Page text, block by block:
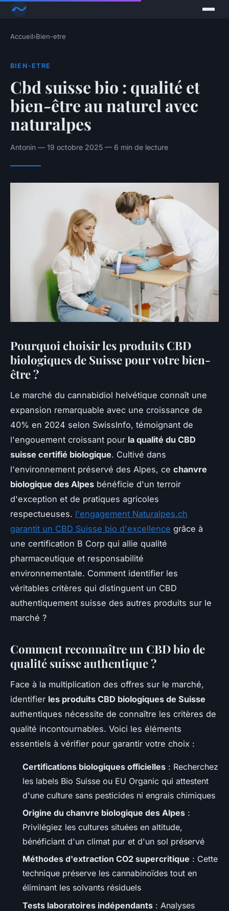
Accueil›Bien-etre
BIEN-ETRE
Cbd suisse bio : qualité et
bien-être au naturel avec
naturalpes
Antonin — 19 octobre 2025 — 6 min de lecture
Pourquoi choisir les produits CBD
biologiques de Suisse pour votre bien-
être ?
Le marché du cannabidiol helvétique connaît une
expansion remarquable avec une croissance de
40% en 2024 selon SwissInfo, témoignant de
l'engouement croissant pour la qualité du CBD
suisse certifié biologique. Cultivé dans
l'environnement préservé des Alpes, ce chanvre
biologique des Alpes bénéficie d'un terroir
d'exception et de pratiques agricoles
respectueuses. l'engagement Naturalpes.ch
garantit un CBD Suisse bio d'excellence grâce à
une certification B Corp qui allie qualité
pharmaceutique et responsabilité
environnementale. Comment identifier les
véritables critères qui distinguent un CBD
authentiquement suisse des autres produits sur le
marché ?
Comment reconnaître un CBD bio de
qualité suisse authentique ?
Face à la multiplication des offres sur le marché,
identifier les produits CBD biologiques de Suisse
authentiques nécessite de connaître les critères de
qualité incontournables. Voici les éléments
essentiels à vérifier pour garantir votre choix :
Certifications biologiques officielles : Recherchez
les labels Bio Suisse ou EU Organic qui attestent
d'une culture sans pesticides ni engrais chimiques
Origine du chanvre biologique des Alpes :
Privilégiez les cultures situées en altitude,
bénéficiant d'un climat pur et d'un sol préservé
Méthodes d'extraction CO2 supercritique : Cette
technique préserve les cannabinoïdes tout en
éliminant les solvants résiduels
Tests laboratoires indépendants : Analyses